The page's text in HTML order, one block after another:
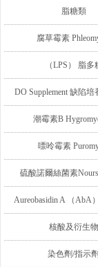
脂糖類
腐草霉素
（LPS） 脂多
DO Supplement 缺陷培
潮霉素B
嘌呤霉素
硫酸諾爾絲菌素
Aureobasidin A （AbA
子素A
核酸及衍生物
染色劑/指示劑